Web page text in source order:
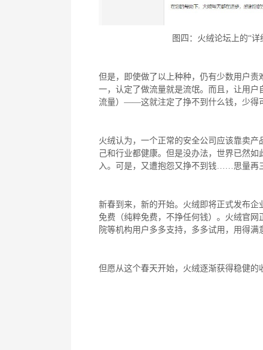
图四：火绒论坛上的“详
但是，即使做了以上种种，仍有少数用户
一，认定了做流量就是流氓。而且，让用
流量）——这就注定了挣不到什么钱，少得
火绒认为，一个正常的安全公司应该靠卖产
己和行业都健康。但是没办法，世界已然
入。可是，又遭抱怨又挣不到钱……思量再
新春到来，新的开始。火绒即将正式发布
免费（纯粹免费，不挣任何钱）。火绒官
院等机构用户多多支持，多多试用，用得满
但愿从这个春天开始，火绒逐渐获得稳健的
2018